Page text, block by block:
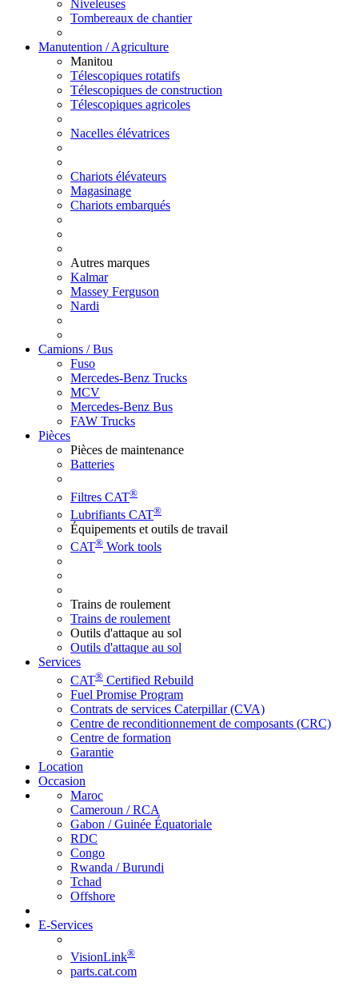
Niveleuses
Tombereaux de chantier
Manutention / Agriculture
Manitou
Télescopiques rotatifs
Télescopiques de construction
Télescopiques agricoles
Nacelles élévatrices
Chariots élévateurs
Magasinage
Chariots embarqués
Autres marques
Kalmar
Massey Ferguson
Nardi
Camions / Bus
Fuso
Mercedes-Benz Trucks
MCV
Mercedes-Benz Bus
FAW Trucks
Pièces
Pièces de maintenance
Batteries
Filtres CAT®
Lubrifiants CAT®
Équipements et outils de travail
CAT® Work tools
Trains de roulement
Trains de roulement
Outils d'attaque au sol
Outils d'attaque au sol
Services
CAT® Certified Rebuild
Fuel Promise Program
Contrats de services Caterpillar (CVA)
Centre de reconditionnement de composants (CRC)
Centre de formation
Garantie
Location
Occasion
Maroc
Cameroun / RCA
Gabon / Guinée Équatoriale
RDC
Congo
Rwanda / Burundi
Tchad
Offshore
E-Services
VisionLink®
parts.cat.com